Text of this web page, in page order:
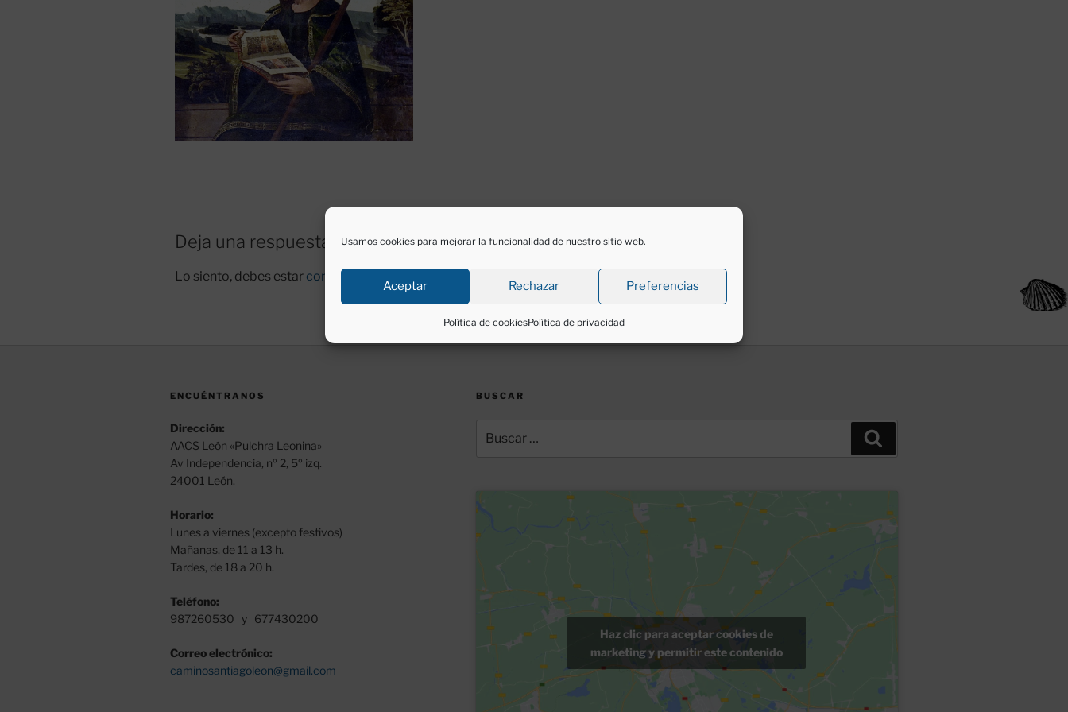
Usamos cookies para mejorar la funcionalidad de nuestro sitio web.
Aceptar Rechazar Preferencias
Política de cookiesPolítica de privacidad
Deja una respuesta
Lo siento, debes estar conectado para publicar un comentario.
ENCUÉNTRANOS
Dirección:
AACS León «Pulchra Leonina»
Av Independencia, nº 2, 5º izq.
24001 León.
Horario:
Lunes a viernes (excepto festivos)
Mañanas, de 11 a 13 h.
Tardes, de 18 a 20 h.
Teléfono:
987260530 y 677430200
Correo electrónico:
caminosantiagoleon@gmail.com
BUSCAR
por:
Haz clic para aceptar cookies de
marketing y permitir este contenido